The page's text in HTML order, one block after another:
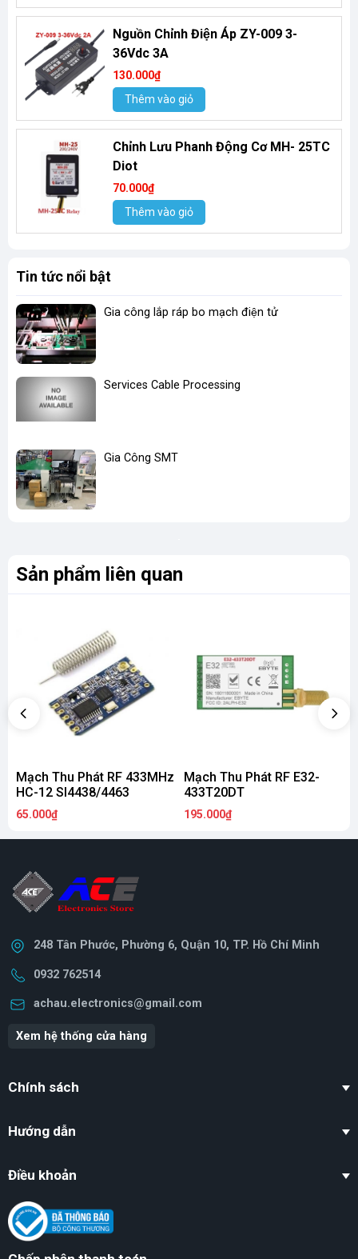
Nguồn Chỉnh Điện Áp ZY-009 3-
36Vdc 3A
130.000₫
Thêm vào giỏ
Chỉnh Lưu Phanh Động Cơ MH- 25TC
Diot
70.000₫
Thêm vào giỏ
Tin tức nổi bật
Gia công lắp ráp bo mạch điện tử
Services Cable Processing
Gia Công SMT
Sản phẩm liên quan
Mạch Thu Phát RF 433MHz
HC-12 SI4438/4463
65.000₫
Mạch Thu Phát RF E32-
433T20DT
195.000₫
248 Tân Phước, Phường 6, Quận 10, TP. Hồ Chí Minh
0932 762514
achau.electronics@gmail.com
Xem hệ thống cửa hàng
Chính sách
Hướng dẫn
Điều khoản